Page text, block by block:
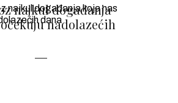
najkul događanja
nadolazećih